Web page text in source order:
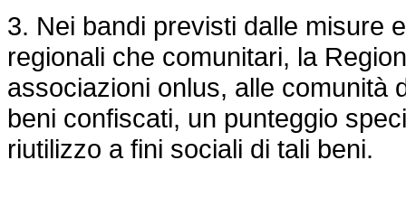
3. Nei bandi previsti dalle misure
regionali che comunitari, la
associazioni onlus, alle comunità
beni confiscati, un punteggio
riutilizzo a fini sociali di tali beni.